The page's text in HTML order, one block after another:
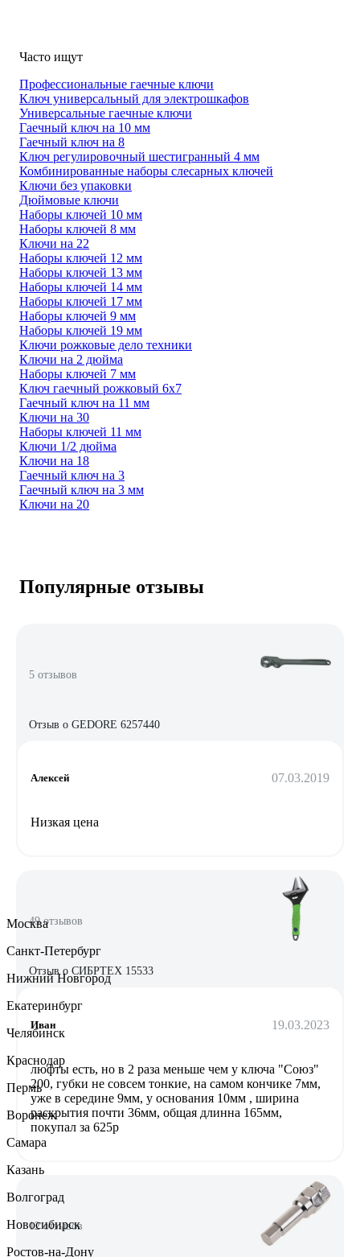
Часто ищут
Профессиональные гаечные ключи
Ключ универсальный для электрошкафов
Универсальные гаечные ключи
Гаечный ключ на 10 мм
Гаечный ключ на 8
Ключ регулировочный шестигранный 4 мм
Комбинированные наборы слесарных ключей
Ключи без упаковки
Дюймовые ключи
Наборы ключей 10 мм
Наборы ключей 8 мм
Ключи на 22
Наборы ключей 12 мм
Наборы ключей 13 мм
Наборы ключей 14 мм
Наборы ключей 17 мм
Наборы ключей 9 мм
Наборы ключей 19 мм
Ключи рожковые дело техники
Ключи на 2 дюйма
Наборы ключей 7 мм
Ключ гаечный рожковый 6х7
Гаечный ключ на 11 мм
Ключи на 30
Наборы ключей 11 мм
Ключи 1/2 дюйма
Ключи на 18
Гаечный ключ на 3
Гаечный ключ на 3 мм
Ключи на 20
Популярные отзывы
5 отзывов
Отзыв о GEDORE 6257440
Алексей 07.03.2019
Низкая цена
49 отзывов
Отзыв о СИБРТЕХ 15533
Иван 19.03.2023
люфты есть, но в 2 раза меньше чем у ключа "Союз"
200, губки не совсем тонкие, на самом кончике 7мм,
уже в середине 9мм, у основания 10мм , ширина
раскрытия почти 36мм, общая длинна 165мм,
покупал за 625р
12 отзывов
Москва
Санкт-Петербург
Нижний Новгород
Екатеринбург
Челябинск
Краснодар
Пермь
Воронеж
Самара
Казань
Волгоград
Новосибирск
Ростов-на-Дону